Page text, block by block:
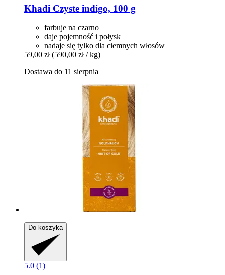
Khadi Czyste indigo, 100 g
farbuje na czarno
daje pojemność i połysk
nadaje się tylko dla ciemnych włosów
59,00 zł (590,00 zł / kg)
Dostawa do 11 sierpnia
Do koszyka
5.0 (1)